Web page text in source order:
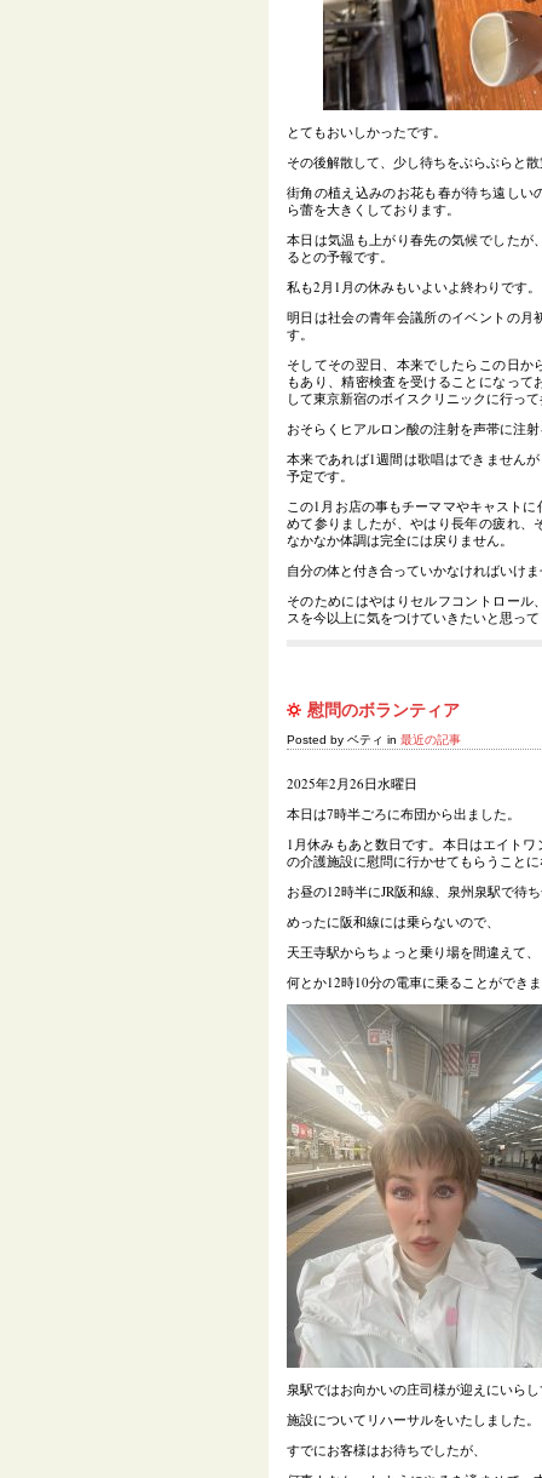
とてもおいしかったです。
その後解散して、少し待ちをぶらぶらと
街角の植え込みのお花も春が待ち遠しい
ら蕾を大きくしております。
本日は気温も上がり春先の気候でしたが
るとの予報です。
私も2月1月の休みもいよいよ終わりです。
明日は社会の青年会議所のイベントの月
す。
そしてその翌日、本来でしたらこの日か
もあり、精密検査を受けることになって
して東京新宿のボイスクリニックに行っ
おそらくヒアルロン酸の注射を声帯に注
本来であれば1週間は歌唱はできません
予定です。
この1月お店の事もチーママやキャスト
めて参りましたが、やはり長年の疲れ、
なかなか体調は完全には戻りません。
自分の体と付き合っていかなければいけ
そのためにはやはりセルフコントロール
スを今以上に気をつけていきたいと思っ
慰問のボランティア
Posted by ベティ in 最近の記事
2025年2月26日水曜日
本日は7時半ごろに布団から出ました。
1月休みもあと数日です。本日はエイト
の介護施設に慰問に行かせてもらうこと
お昼の12時半にJR阪和線、泉州泉駅で待
めったに阪和線には乗らないので、
天王寺駅からちょっと乗り場を間違えて、
何とか12時10分の電車に乗ることができ
泉駅ではお向かいの庄司様が迎えにいら
施設についてリハーサルをいたしました。
すでにお客様はお待ちでしたが、